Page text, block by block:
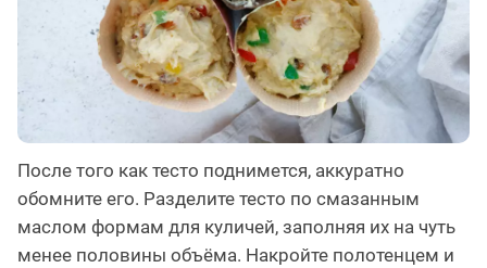
После того как тесто поднимется, аккуратно
обомните его. Разделите тесто по смазанным
маслом формам для куличей, заполняя их на чуть
менее половины объёма. Накройте полотенцем и